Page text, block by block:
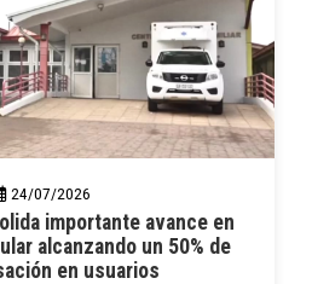
24/07/2026
importante avance en
alcanzando un 50% de
en usuarios